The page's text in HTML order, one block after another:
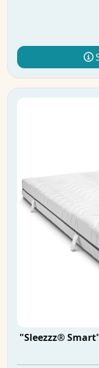
"Sleezzz®